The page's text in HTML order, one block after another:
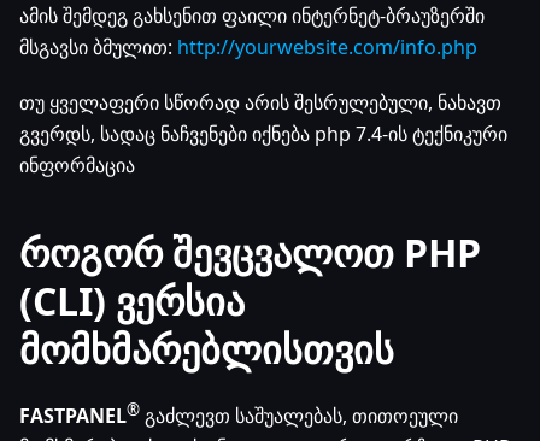
ამის შემდეგ გახსენით ფაილი ინტერნეტ-ბრაუზერში
მსგავსი ბმულით: http://yourwebsite.com/info.php
თუ ყველაფერი სწორად არის შესრულებული, ნახავთ
გვერდს, სადაც ნაჩვენები იქნება php 7.4-ის ტექნიკური
ინფორმაცია
როგორ შევცვალოთ PHP
(CLI) ვერსია
მომხმარებლისთვის
FASTPANEL® გაძლევთ საშუალებას, თითოეული